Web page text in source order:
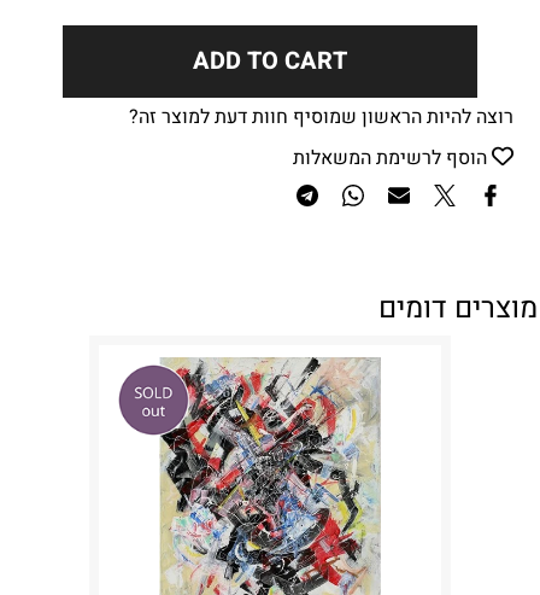
ADD TO CART
רוצה להיות הראשון שמוסיף חוות דעת למוצר זה?
הוסף לרשימת המשאלות
מוצרים דומים